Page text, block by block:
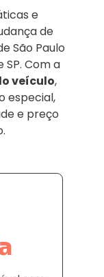
e
de
São Paulo
SP. Com a
veículo,
especial,
e preço